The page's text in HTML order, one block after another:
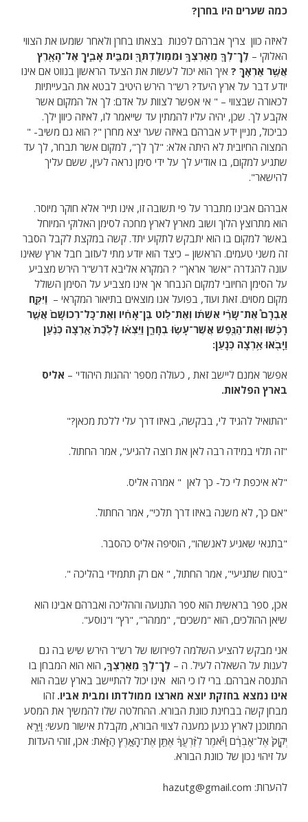
כמה שערים היו בחרן?
לאיזה כוון צריך אברהם לפנות בצאתו בחרן ולאחר שומעו את הצווי
האלוקי – לֶךְ־לְךָ מֵאַרְצְךָ וּמִמּֽוֹלַדְתְּךָ וּמִבֵּית אָבִיךָ אֶל־הָאָרֶץ
אֲשֶׁר אַרְאֶֽךָּ ? איך הוא יכול לעשות את הצעד הראשון בנווט אם אינו
יודע דבר על ארץ היעד? רש"ר הירש היטיב לבטא את הבעייתיות
לכאורה שבצווי – " אי אפשר לצוות על אדם: לך אל המקום אשר
אקבע לך. שכן, יהיה עליו להמתין עד שייאמר לו, לאיזה כיוון ילך.
כביכול, מניין ידע אברהם באיזה שער יצא מחרן "? הוא גם משיב- "
המצוה החיובית לא היתה אלא: "לך לך", למקום אשר תבחר, לך עד
שתגיע למקום, בו אודיע לך על ידי סימן נראה לעין, ששם עליך
להישאר".
אברהם אבינו מתברר על פי תשובה זו, אינו תייר אלא חוקר מיוסר.
הוא מתרוצץ הלוך ושוב מארץ לארץ מחכה לסימן האלוקי המיוחל
באשר למקום בו הוא יתבקש לתקוע יתד. קשה במקצת לקבל הסבר
זה משני טעמים. הראשון – כיצד הוא יודע מתי לעזוב חבל ארץ שאינו
עונה להגדרה "אשר אראך" ? המקרא אליבא דרש"ר הירש מצביע
על הסימן החיובי למקום הנבחר אך אינו מצביע על הסימן השולל
מקום מסוים. זאת ועוד, בפועל אנו מוצאים בתיאור המקראי – וַיִּקַּ֣ח
אַבְרָם֩ אֶת־שָׂרַ֨י אִשְׁתּ֜וֹ וְאֶת־ל֣וֹט בֶּן־אָחִ֗יו וְאֶת־כָּל־רְכוּשָׁם֙ אֲשֶׁ֣ר
רָכָ֔שׁוּ וְאֶת־הַנֶּ֖פֶשׁ אֲשֶׁר־עָשׂ֣וּ בְחָרָ֑ן וַיֵּצְא֗וּ לָלֶ֙כֶת֙ אַ֣רְצָה כְּנַ֔עַן
וַיָּבֹ֖אוּ אַ֥רְצָה כְּנָֽעַן:
אפשר אמנם ליישב זאת , כעולה מספר 'ההגות היהודי' – אליס
בארץ הפלאות.
"התואיל להגיד לי, בבקשה, באיזו דרך עלי ללכת מכאן?"
"זה תלוי במידה רבה לאן את רוצה להגיע", אמר החתול.
"לא איכפת לי כל- כך לאן " אמרה אליס.
"אם כך, לא משנה באיזו דרך תלכי", אמר החתול.
"בתנאי שאגיע לאנשהו", הוסיפה אליס כהסבר.
"בטוח שתגיעי", אמר החתול, " אם רק תתמידי בהליכה ".
אכן, ספר בראשית הוא ספר התנועה וההליכה ואברהם אבינו הוא
שיאן ההולכים, הוא "משכים", "ממהר", "רץ" ו"נוסע".
אני מבקש להציע השלמה לפירושו של רש"ר הירש שיש בה גם
לענות על השאלה לעיל. ה – לֶךְ־לְךָ מֵאַרְצְךָ, הוא הוא המבחן בו
התנסה אברהם. ברי לו כי הוא אינו יכול להתיישב בארץ שבה הוא
אינו נמצא בחזקת יוצא מארצו ממולדתו ומבית אביו.זהו
מבחן קשה בבחינת כוונת הבורא. ההחלטה שלו להמשיך את המסע
המתוכנן לארץ כנען כמענה לצווי הבורא, מקבלת אישור מעשי: וַיֵּרָ֤א
יְקֹוָק֙ אֶל־אַבְרָ֔ם וַיֹּ֕אמֶר לְזַ֨רְעֲךָ֔ אֶתֵּ֖ן אֶת־הָאָ֣רֶץ הַזֹּ֑את: אכן, זוהי העדות
על זיהוי נכון של כוונת הבורא.
להערות: hazutg@gmail.com